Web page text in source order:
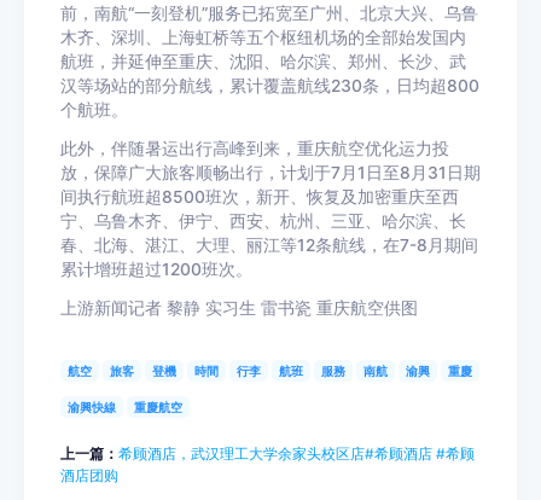
前，南航“一刻登机”服务已拓宽至广州、北京大兴、乌鲁
木齐、深圳、上海虹桥等五个枢纽机场的全部始发国内
航班，并延伸至重庆、沈阳、哈尔滨、郑州、长沙、武
汉等场站的部分航线，累计覆盖航线230条，日均超800
个航班。
此外，伴随暑运出行高峰到来，重庆航空优化运力投
放，保障广大旅客顺畅出行，计划于7月1日至8月31日期
间执行航班超8500班次，新开、恢复及加密重庆至西
宁、乌鲁木齐、伊宁、西安、杭州、三亚、哈尔滨、长
春、北海、湛江、大理、丽江等12条航线，在7-8月期间
累计增班超过1200班次。
上游新闻记者 黎静 实习生 雷书瓷 重庆航空供图
航空 旅客 登機 時間 行李 航班 服務 南航 渝興 重慶
渝興快線 重慶航空
上一篇： 希顾酒店，武汉理工大学余家头校区店#希顾酒店 #希顾
酒店团购